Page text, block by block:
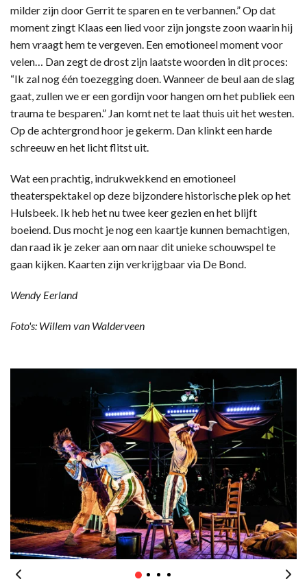
milder zijn door Gerrit te sparen en te verbannen.” Op dat
moment zingt Klaas een lied voor zijn jongste zoon waarin hij
hem vraagt hem te vergeven. Een emotioneel moment voor
velen… Dan zegt de drost zijn laatste woorden in dit proces:
“Ik zal nog één toezegging doen. Wanneer de beul aan de slag
gaat, zullen we er een gordijn voor hangen om het publiek een
trauma te besparen.” Jan komt net te laat thuis uit het westen.
Op de achtergrond hoor je gekerm. Dan klinkt een harde
schreeuw en het licht flitst uit.
Wat een prachtig, indrukwekkend en emotioneel
theaterspektakel op deze bijzondere historische plek op het
Hulsbeek. Ik heb het nu twee keer gezien en het blijft
boeiend. Dus mocht je nog een kaartje kunnen bemachtigen,
dan raad ik je zeker aan om naar dit unieke schouwspel te
gaan kijken. Kaarten zijn verkrijgbaar via De Bond.
Wendy Eerland
Foto's: Willem van Walderveen